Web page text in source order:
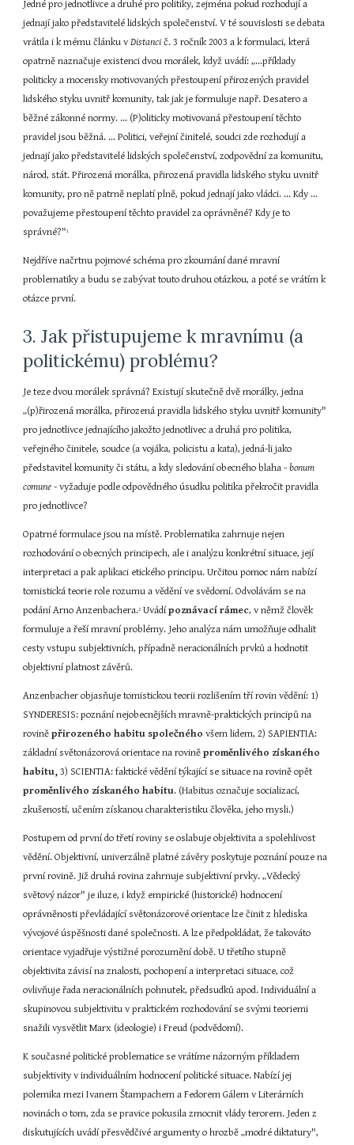
Jedné pro jednotlivce a druhé pro politiky, zejména pokud rozhodují a
jednají jako představitelé lidských společenství. V té souvislosti se debata
vrátila i k mému článku v Distanci č. 3 ročník 2003 a k formulaci, která
opatrně naznačuje existenci dvou morálek, když uvádí: „...příklady
politicky a mocensky motivovaných přestoupení přirozených pravidel
lidského styku uvnitř komunity, tak jak je formuluje např. Desatero a
běžné zákonné normy. ... (P)oliticky motivovaná přestoupení těchto
pravidel jsou běžná. ... Politici, veřejní činitelé, soudci zde rozhodují a
jednají jako představitelé lidských společenství, zodpovědní za komunitu,
národ, stát. Přirozená morálka, přirozená pravidla lidského styku uvnitř
komunity, pro ně patrně neplatí plně, pokud jednají jako vládci. ... Kdy ...
považujeme přestoupení těchto pravidel za oprávněné? Kdy je to
správné?"1
Nejdříve načrtnu pojmové schéma pro zkoumání dané mravní
problematiky a budu se zabývat touto druhou otázkou, a poté se vrátím k
otázce první.
3. Jak přistupujeme k mravnímu (a
politickému) problému?
Je teze dvou morálek správná? Existují skutečně dvě morálky, jedna
„(p)řirozená morálka, přirozená pravidla lidského styku uvnitř komunity"
pro jednotlivce jednajícího jakožto jednotlivec a druhá pro politika,
veřejného činitele, soudce (a vojáka, policistu a kata), jedná-li jako
představitel komunity či státu, a kdy sledování obecného blaha - bonum
comune - vyžaduje podle odpovědného úsudku politika překročit pravidla
pro jednotlivce?
Opatrné formulace jsou na místě. Problematika zahrnuje nejen
rozhodování o obecných principech, ale i analýzu konkrétní situace, její
interpretaci a pak aplikaci etického principu. Určitou pomoc nám nabízí
tomistická teorie role rozumu a vědění ve svědomí. Odvolávám se na
podání Arno Anzenbachera.2 Uvádí poznávací rámec, v němž člověk
formuluje a řeší mravní problémy. Jeho analýza nám umožňuje odhalit
cesty vstupu subjektivních, případně neracionálních prvků a hodnotit
objektivní platnost závěrů.
Anzenbacher objasňuje tomistickou teorii rozlišením tří rovin vědění: 1)
SYNDERESIS: poznání nejobecnějších mravně-praktických principů na
rovině přirozeného habitu společného všem lidem, 2) SAPIENTIA:
základní světonázorová orientace na rovině proměnlivého získaného
habitu,
proměnlivého získaného habitu. (Habitus označuje socializací,
zkušeností, učením získanou charakteristiku člověka, jeho mysli.)
Postupem od první do třetí roviny se oslabuje objektivita a spolehlivost
vědění. Objektivní, univerzálně platné závěry poskytuje poznání pouze na
první rovině. Již druhá rovina zahrnuje subjektivní prvky. „Vědecký
světový názor" je iluze, i když empirické (historické) hodnocení
oprávněnosti převládající světonázorové orientace lze činit z hlediska
vývojové úspěšnosti dané společnosti. A lze předpokládat, že takováto
orientace vyjadřuje výstižné porozumění době. U třetího stupně
objektivita závisí na znalosti, pochopení a interpretaci situace, což
ovlivňuje řada neracionálních pohnutek, předsudků apod. Individuální a
skupinovou subjektivitu v praktickém rozhodování se svými teoriemi
snažili vysvětlit Marx (ideologie) i Freud (podvědomí).
K současné politické problematice se vrátíme názorným příkladem
subjektivity v individuálním hodnocení politické situace. Nabízí jej
polemika mezi Ivanem Štampachem a Fedorem Gálem v Literárních
novinách o tom, zda se pravice pokusila zmocnit vlády terorem. Jeden z
diskutujících uvádí přesvědčivé argumenty o hrozbě „modré diktatury",